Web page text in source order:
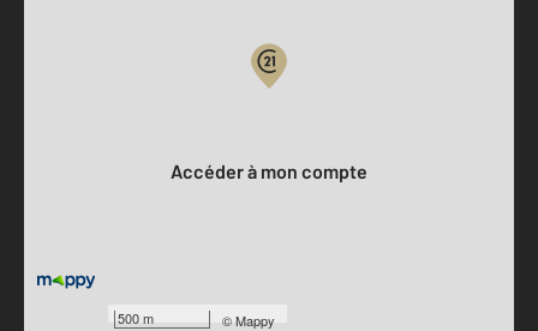
500 m ©Mappy
Accéder à mon compte